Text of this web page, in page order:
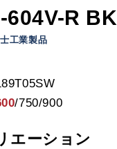
604V-R BK
工業製品
/750/900
エーション